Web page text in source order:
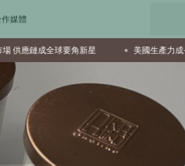
作媒體
全球要角新星 美國生產力成長驅動企